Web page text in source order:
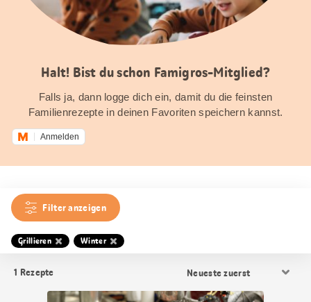
Halt! Bist du schon Famigros-Mitglied?
Falls ja, dann logge dich ein, damit du die feinsten
Familienrezepte in deinen Favoriten speichern kannst.
Anmelden
Filter anzeigen
Grillieren Winter
1 Rezepte
Sortierung